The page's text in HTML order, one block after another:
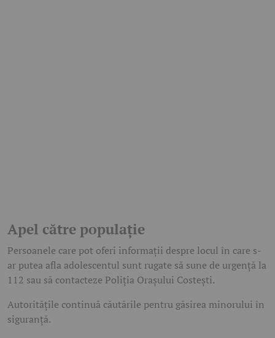
Apel către populație
Persoanele care pot oferi informații despre locul în care s-
ar putea afla adolescentul sunt rugate să sune de urgență la
112 sau să contacteze Poliția Orașului Costești.
Autoritățile continuă căutările pentru găsirea minorului în
siguranță.